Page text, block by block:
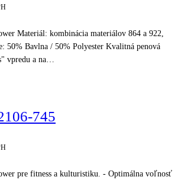
Materiál: kombinácia materiálov 864 a 922,
50% Bavlna / 50% Polyester Kvalitná penová
vpredu a na…
745
pre fitness a kulturistiku. - Optimálna voľnosť